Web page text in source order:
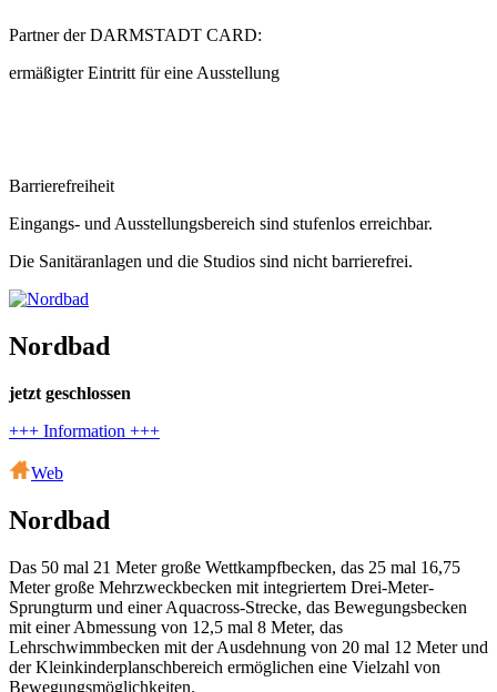
Partner der DARMSTADT CARD:
ermäßigter Eintritt für eine Ausstellung
Barrierefreiheit
Eingangs- und Ausstellungsbereich sind stufenlos erreichbar.
Die Sanitäranlagen und die Studios sind nicht barrierefrei.
Nordbad
jetzt geschlossen
+++ Information +++
Web
Nordbad
Das 50 mal 21 Meter große Wettkampfbecken, das 25 mal 16,75
Meter große Mehrzweckbecken mit integriertem Drei-Meter-
Sprungturm und einer Aquacross-Strecke, das Bewegungsbecken
mit einer Abmessung von 12,5 mal 8 Meter, das
Lehrschwimmbecken mit der Ausdehnung von 20 mal 12 Meter und
der Kleinkinderplanschbereich ermöglichen eine Vielzahl von
Bewegungsmöglichkeiten.